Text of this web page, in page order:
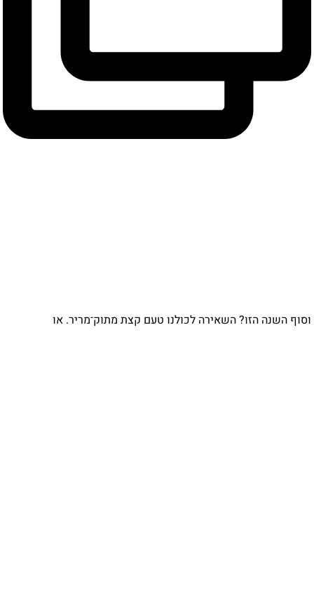
וסוף השנה הזו? השאירה לכולנו טעם קצת מתוק־מריר. או